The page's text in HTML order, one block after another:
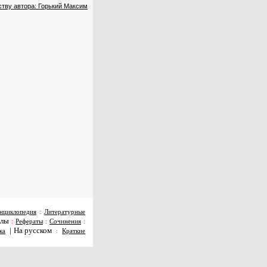
автора: Горький Максим
: Литературные
: Рефераты:Сочинения :
| На русском :Краткие